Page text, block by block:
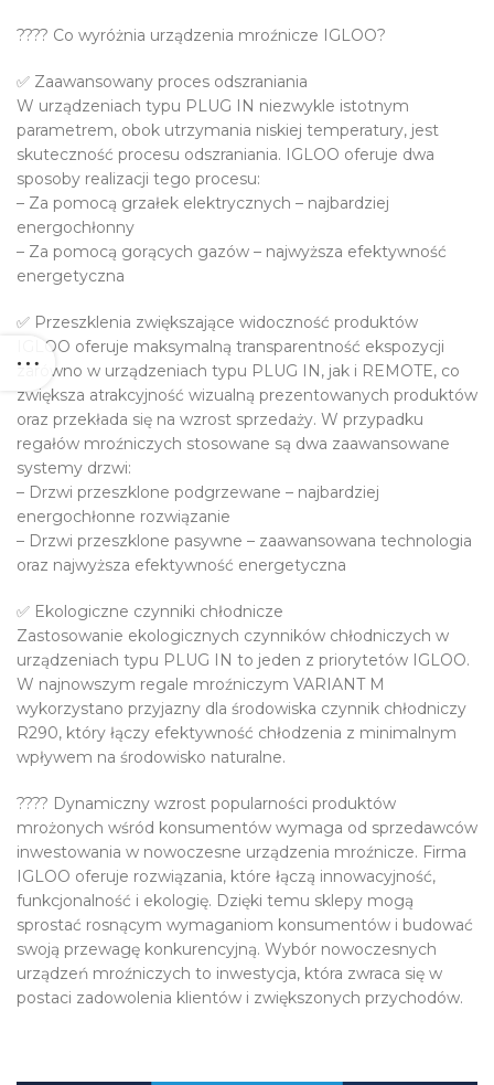
???? Co wyróżnia urządzenia mroźnicze IGLOO?
✅ Zaawansowany proces odszraniania
W urządzeniach typu PLUG IN niezwykle istotnym
parametrem, obok utrzymania niskiej temperatury, jest
skuteczność procesu odszraniania. IGLOO oferuje dwa
sposoby realizacji tego procesu:
– Za pomocą grzałek elektrycznych – najbardziej
energochłonny
– Za pomocą gorących gazów – najwyższa efektywność
energetyczna
✅ Przeszklenia zwiększające widoczność produktów
IGLOO oferuje maksymalną transparentność ekspozycji
zarówno w urządzeniach typu PLUG IN, jak i REMOTE, co
zwiększa atrakcyjność wizualną prezentowanych produktów
oraz przekłada się na wzrost sprzedaży. W przypadku
regałów mroźniczych stosowane są dwa zaawansowane
systemy drzwi:
– Drzwi przeszklone podgrzewane – najbardziej
energochłonne rozwiązanie
– Drzwi przeszklone pasywne – zaawansowana technologia
oraz najwyższa efektywność energetyczna
✅ Ekologiczne czynniki chłodnicze
Zastosowanie ekologicznych czynników chłodniczych w
urządzeniach typu PLUG IN to jeden z priorytetów IGLOO.
W najnowszym regale mroźniczym VARIANT M
wykorzystano przyjazny dla środowiska czynnik chłodniczy
R290, który łączy efektywność chłodzenia z minimalnym
wpływem na środowisko naturalne.
???? Dynamiczny wzrost popularności produktów
mrożonych wśród konsumentów wymaga od sprzedawców
inwestowania w nowoczesne urządzenia mroźnicze. Firma
IGLOO oferuje rozwiązania, które łączą innowacyjność,
funkcjonalność i ekologię. Dzięki temu sklepy mogą
sprostać rosnącym wymaganiom konsumentów i budować
swoją przewagę konkurencyjną. Wybór nowoczesnych
urządzeń mroźniczych to inwestycja, która zwraca się w
postaci zadowolenia klientów i zwiększonych przychodów.